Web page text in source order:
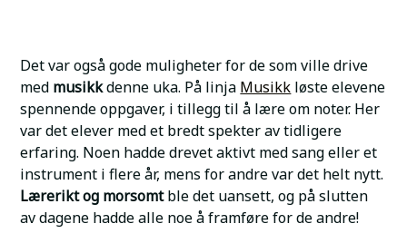
Det var også gode muligheter for de som ville drive
med musikkdenne uka. På linja Musikk løste elevene
spennende oppgaver, i tillegg til å lære om noter. Her
var det elever med et bredt spekter av tidligere
erfaring. Noen hadde drevet aktivt med sang eller et
instrument i flere år, mens for andre var det helt nytt.
Lærerikt og morsomtble det uansett, og på slutten
av dagene hadde alle noe å framføre for de andre!